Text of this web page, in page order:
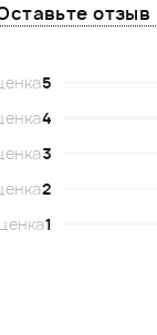
отзыв
5
4
3
2
1